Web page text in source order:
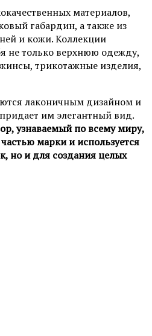
материалов,
габардин, а также из
и кожи. Коллекции
не только верхнюю одежду,
трикотажные изделия,
лаконичным дизайном и
им элегантный вид.
узнаваемый по всему миру,
марки и используется
но и для создания целых